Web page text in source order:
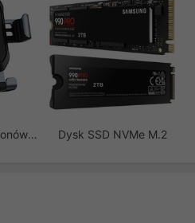
Akcesoria do telefonów GSM Dysk SSD NVMe M.2